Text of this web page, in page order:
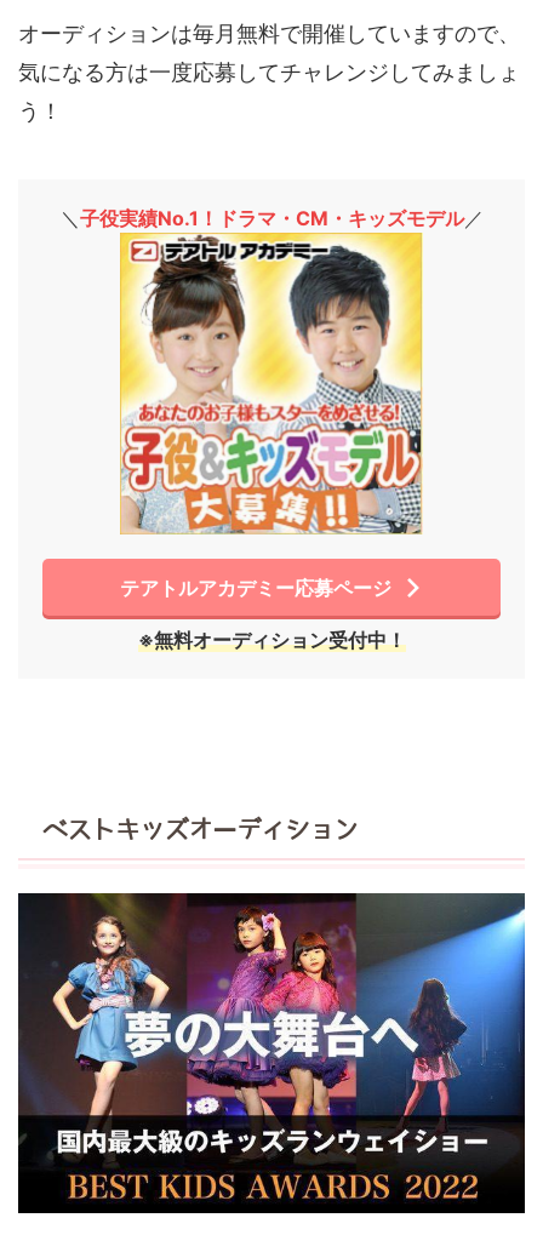
オーディションは毎月無料で開催していますので、
気になる方は一度応募してチャレンジしてみましょ
う！
＼ 子役実績No.1！ドラマ・CM・キッズモデル／
テアトルアカデミー応募ページ
※無料オーディション受付中！
ベストキッズオーディション